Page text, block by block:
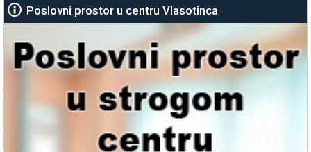
Poslovni prostor u centru Vlasotinca